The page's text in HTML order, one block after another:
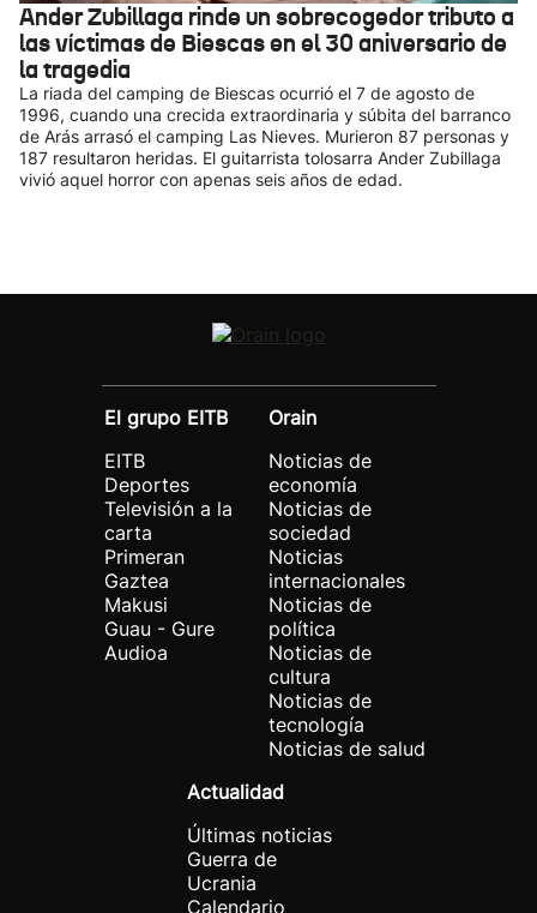
Ander Zubillaga rinde un sobrecogedor tributo a
las víctimas de Biescas en el 30 aniversario de
la tragedia
La riada del camping de Biescas ocurrió el 7 de agosto de
1996, cuando una crecida extraordinaria y súbita del barranco
de Arás arrasó el camping Las Nieves. Murieron 87 personas y
187 resultaron heridas. El guitarrista tolosarra Ander Zubillaga
vivió aquel horror con apenas seis años de edad.
El grupo EITB
EITB
Deportes
Televisión a la
carta
Primeran
Gaztea
Makusi
Guau - Gure
Audioa
Orain
Noticias de
economía
Noticias de
sociedad
Noticias
internacionales
Noticias de
política
Noticias de
cultura
Noticias de
tecnología
Noticias de salud
Actualidad
Últimas noticias
Guerra de
Ucrania
Calendario